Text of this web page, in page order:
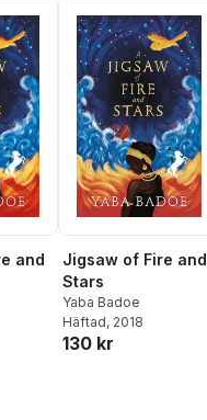
and
Jigsaw of Fire and
Stars
Yaba Badoe
Häftad, 2018
130 kr